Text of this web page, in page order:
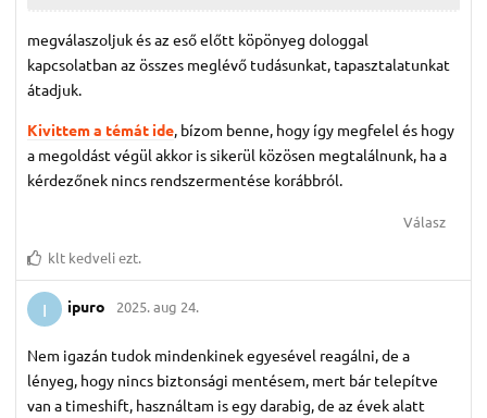
megválaszoljuk és az eső előtt köpönyeg dologgal
kapcsolatban az összes meglévő tudásunkat, tapasztalatunkat
átadjuk.
Kivittem a témát ide, bízom benne, hogy így megfelel és hogy
a megoldást végül akkor is sikerül közösen megtalálnunk, ha a
kérdezőnek nincs rendszermentése korábbról.
Válasz
klt kedveli ezt.
I ipuro 2025. aug 24.
Nem igazán tudok mindenkinek egyesével reagálni, de a
lényeg, hogy nincs biztonsági mentésem, mert bár telepítve
van a timeshift, használtam is egy darabig, de az évek alatt